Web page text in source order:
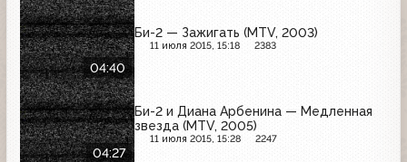
04:40
Би-2 — Зажигать (MTV, 2003)
11 июля 2015, 15:18 2383
04:27
Би-2 и Диана Арбенина — Медленная
звезда (MTV, 2005)
11 июля 2015, 15:28 2247